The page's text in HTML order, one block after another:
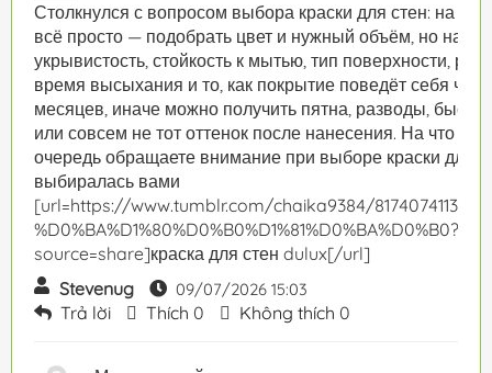
Столкнулся с вопросом выбора краски для стен: на
всё просто — подобрать цвет и нужный объём, но на
укрывистость, стойкость к мытью, тип поверхности,
время высыхания и то, как покрытие поведёт себя
месяцев, иначе можно получить пятна, разводы,
или совсем не тот оттенок после нанесения. На что вы
очередь обращаете внимание при выборе краски для
выбиралась вами
[url=https://www.tumblr.com/chaika9384/
%D0%BA%D1%80%D0%B0%D1%81%D0%BA%D0%B0?
source=share]краска для стен dulux[/url]
Stevenug
09/07/2026 15:03
Trả lời Thích 0 Không thích 0